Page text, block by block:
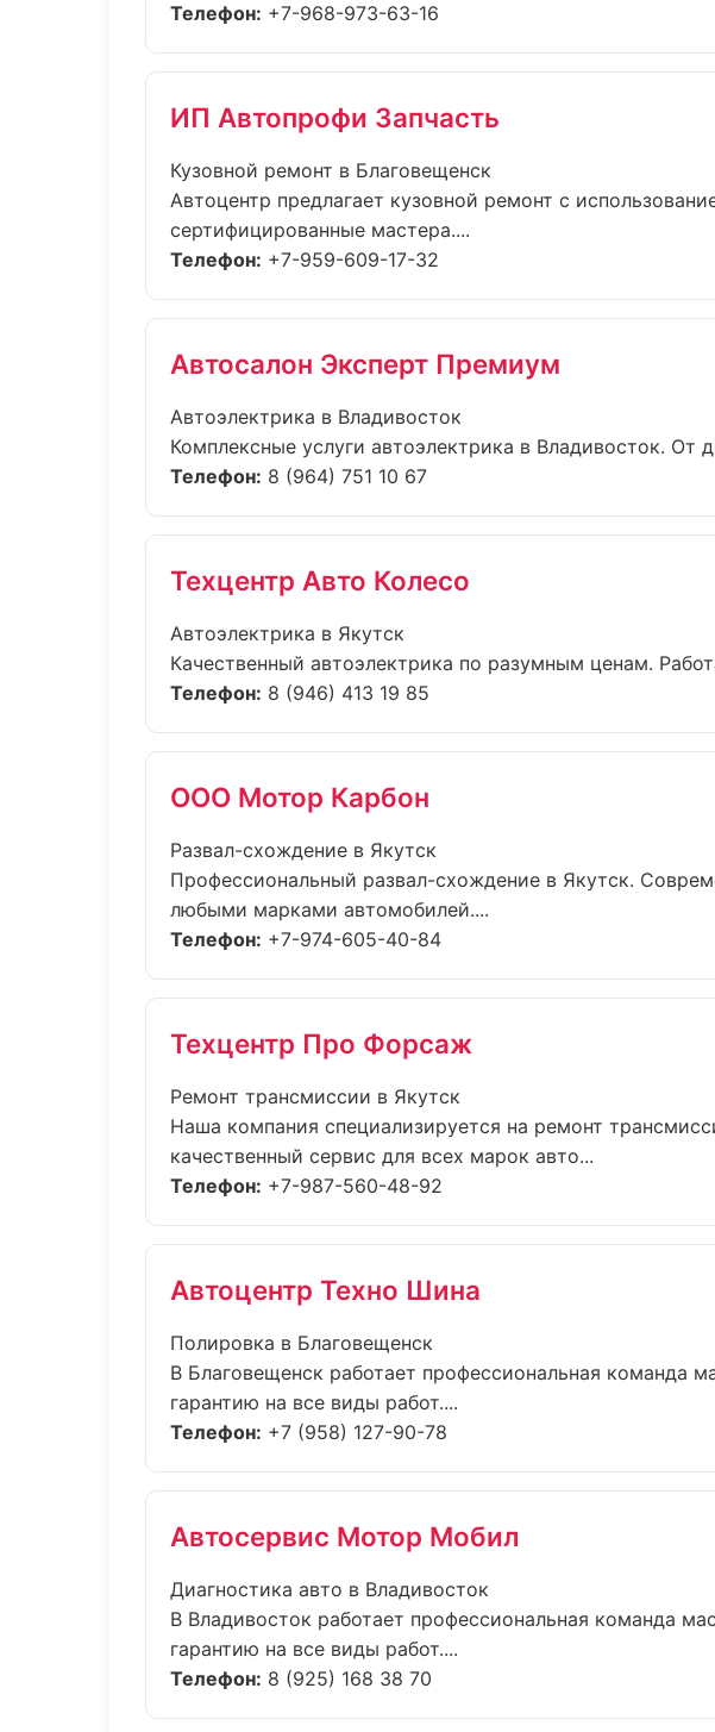
Телефон: +7-968-973-63-16
ИП Автопрофи Запчасть
Кузовной ремонт в Благовещенск
Автоцентр предлагает кузовной ремонт с
сертифицированные мастера....
Телефон: +7-959-609-17-32
Автосалон Эксперт Премиум
Автоэлектрика в Владивосток
Комплексные услуги автоэлектрика в Владивосток. От
Телефон: 8 (964) 751 10 67
Техцентр Авто Колесо
Автоэлектрика в Якутск
Качественный автоэлектрика по разумным ценам.
Телефон: 8 (946) 413 19 85
ООО Мотор Карбон
Развал-схождение в Якутск
Профессиональный развал-схождение в Якутск.
любыми марками автомобилей....
Телефон: +7-974-605-40-84
Техцентр Про Форсаж
Ремонт трансмиссии в Якутск
Наша компания специализируется на ремонт
качественный сервис для всех марок авто...
Телефон: +7-987-560-48-92
Автоцентр Техно Шина
Полировка в Благовещенск
В Благовещенск работает профессиональная команда
гарантию на все виды работ....
Телефон: +7 (958) 127-90-78
Автосервис Мотор Мобил
Диагностика авто в Владивосток
В Владивосток работает профессиональная команда
гарантию на все виды работ....
Телефон: 8 (925) 168 38 70